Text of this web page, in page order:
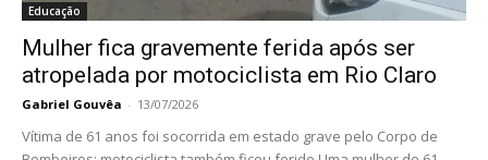
Educação
Mulher fica gravemente ferida após ser
atropelada por motociclista em Rio Claro
Gabriel Gouvêa - 13/07/2026
Vítima de 61 anos foi socorrida em estado grave pelo Corpo de